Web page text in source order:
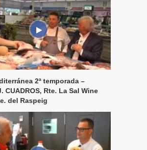
2ª temporada –
CUADROS, Rte. La Sal Wine
del Raspeig